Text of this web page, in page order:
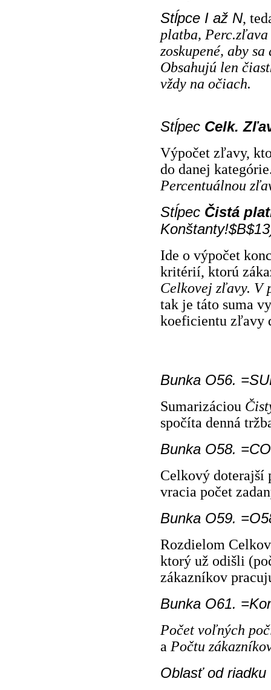
Stĺpce I až N,
platba,
zoskupené, aby
Obsahujú len
vždy na očiach.
Stĺpec Celk.
Výpočet zľavy,
do danej
Percentuálnou
Stĺpec Čistá
Ide o výpočet
kritérií, ktorú
Celkovej zľavy. V
tak je táto suma
koeficientu zľavy
Bunka O56.
Sumarizáciou
spočíta denná
Bunka O58.
Celkový doterajší
vracia počet
Bunka O59.
Rozdielom
ktorý už odišli
zákazníkov
Bunka O61.
Počet voľných
a Počtu
Oblasť od riadku